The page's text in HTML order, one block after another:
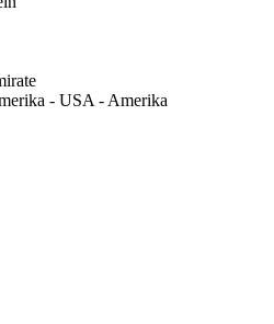
- USA - Amerika